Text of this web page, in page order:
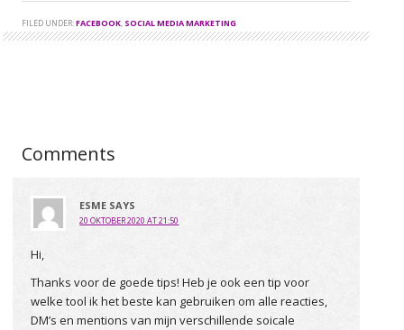
FILED UNDER:FACEBOOK, SOCIAL MEDIA MARKETING
Comments
ESME SAYS
20 OKTOBER 2020 AT 21:50
Hi,
Thanks voor de goede tips! Heb je ook een tip voor
welke tool ik het beste kan gebruiken om alle reacties,
DM’s en mentions van mijn verschillende soicale